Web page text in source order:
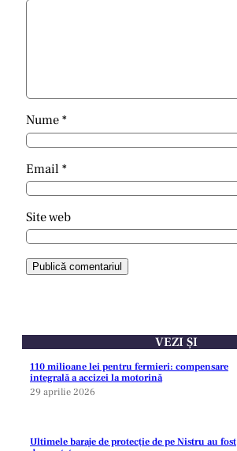
Nume*
Email *
Site web
VEZI ȘI
110 milioane lei pentru fermieri: compensare
integrală a accizei la motorină
29 aprilie 2026
Ultimele baraje de protecție de pe Nistru au fost